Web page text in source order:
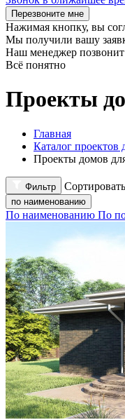
Перезвоните мне
Нажимая кнопку, вы
Мы получили вашу
Наш менеджер
Всё понятно
Проекты
Главная
Каталог проектов
Проекты домов
Фильтр
по наименованию
По наименованию По